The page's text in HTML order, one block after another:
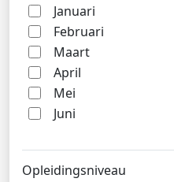
Januari
Februari
Maart
April
Mei
Juni
Opleidingsniveau